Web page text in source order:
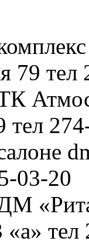
79 тел
тел
03-20
тел